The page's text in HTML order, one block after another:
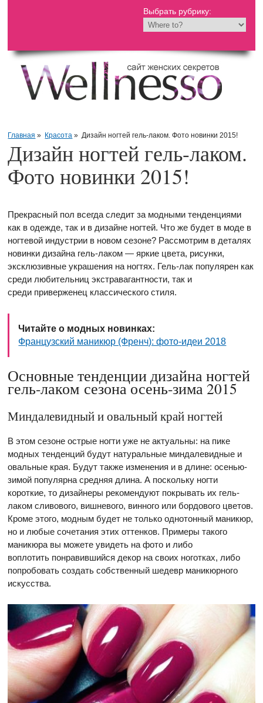
Выбрать рубрику:
Главная » Красота » Дизайн ногтей гель-лаком. Фото новинки 2015!
Дизайн ногтей гель-лаком.
Фото новинки 2015!
Прекрасный пол всегда следит за модными тенденциями
как в одежде, так и в дизайне ногтей. Что же будет в моде в
ногтевой индустрии в новом сезоне? Рассмотрим в деталях
новинки дизайна гель-лаком — яркие цвета, рисунки,
эксклюзивные украшения на ногтях. Гель-лак популярен как
среди любительниц экстравагантности, так и
среди приверженец классического стиля.
Читайте о модных новинках:
Французский маникюр (Френч): фото-идеи 2018
Основные тенденции дизайна ногтей
гель-лаком сезона осень-зима 2015
Миндалевидный и овальный край ногтей
В этом сезоне острые ногти уже не актуальны: на пике
модных тенденций будут натуральные миндалевидные и
овальные края. Будут также изменения и в длине: осенью-
зимой популярна средняя длина. А поскольку ногти
короткие, то дизайнеры рекомендуют покрывать их гель-
лаком сливового, вишневого, винного или бордового цветов.
Кроме этого, модным будет не только однотонный маникюр,
но и любые сочетания этих оттенков. Примеры такого
маникюра вы можете увидеть на фото и либо
воплотить понравившийся декор на своих ноготках, либо
попробовать создать собственный шедевр маникюрного
искусства.